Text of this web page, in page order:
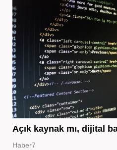
Açık kaynak mı, dijital
Haber7